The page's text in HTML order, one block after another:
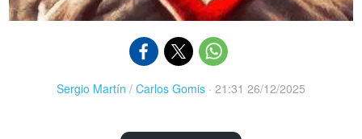
Sergio Martín / Carlos Gomis · 21:31 26/12/2025